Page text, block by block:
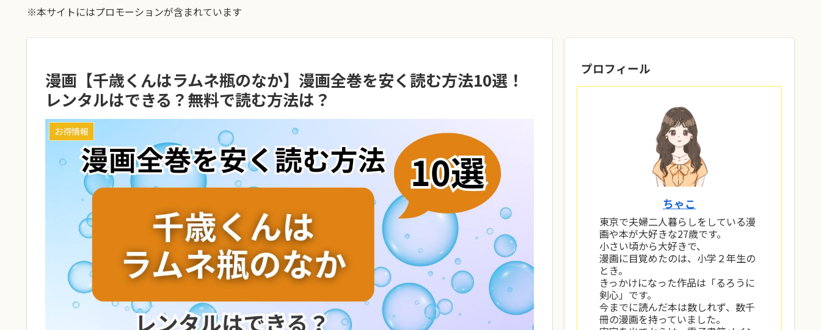
※本サイトにはプロモーションが含まれています
漫画【千歳くんはラムネ瓶のなか】漫画全巻を安く読む方法10選！
レンタルはできる？無料で読む方法は？
お得情報
プロフィール
ちゃこ
東京で夫婦二人暮らしをしている漫
画や本が大好きな27歳です。
小さい頃から大好きで、
漫画に目覚めたのは、小学２年生の
とき。
きっかけになった作品は「るろうに
剣心」です。
今までに読んだ本は数しれず、数千
冊の漫画を持っていました。